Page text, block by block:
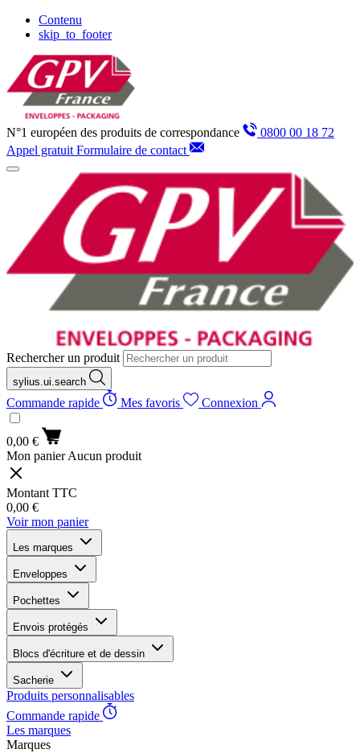
Contenu
skip_to_footer
N°1 européen des produits de correspondance
0800 00 18 72
Appel gratuit Formulaire de contact
Rechercher un produit
sylius.ui.search
Commande rapide Mes favoris Connexion
0,00 €
Mon panier Aucun produit
Montant TTC
0,00 €
Voir mon panier
Les marques
Enveloppes
Pochettes
Envois protégés
Blocs d'écriture et de dessin
Sacherie
Produits personnalisables
Commande rapide
Les marques
Marques